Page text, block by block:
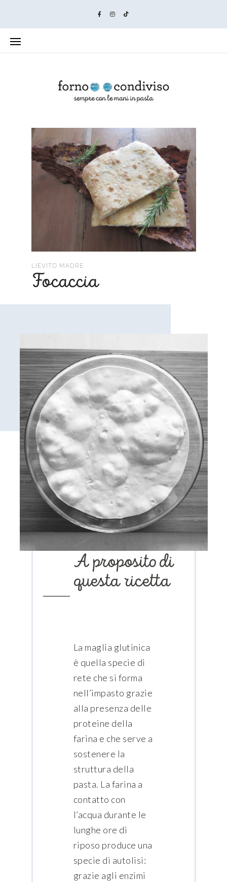
LIEVITO MADRE
Focaccia
A proposito di
questa ricetta
La maglia glutinica
è quella specie di
rete che si forma
nell’impasto grazie
alla presenza delle
proteine della
farina e che serve a
sostenere la
struttura della
pasta. La farina a
contatto con
l’acqua durante le
lunghe ore di
riposo produce una
specie di autolisi:
grazie agli enzimi